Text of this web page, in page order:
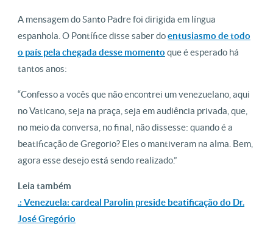
A mensagem do Santo Padre foi dirigida em língua
espanhola. O Pontífice disse saber doentusiasmo de todo
o país pela chegada desse momento que é esperado há
tantos anos:
“Confesso a vocês que não encontrei um venezuelano, aqui
no Vaticano, seja na praça, seja em audiência privada, que,
no meio da conversa, no final, não dissesse: quando é a
beatificação de Gregorio? Eles o mantiveram na alma. Bem,
agora esse desejo está sendo realizado.”
Leia também
.: Venezuela: cardeal Parolin preside beatificação do Dr.
José Gregório